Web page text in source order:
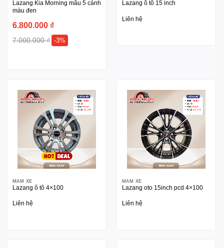
Lazang Kia Morning mẫu 5 cánh
màu đen
6.800.000 ₫
7.000.000₫ -3%
Lazang ô tô 15 inch
Liên hệ
MÂM XE
Lazang ô tô 4×100
Liên hệ
MÂM XE
Lazang oto 15inch pcd 4×100
Liên hệ